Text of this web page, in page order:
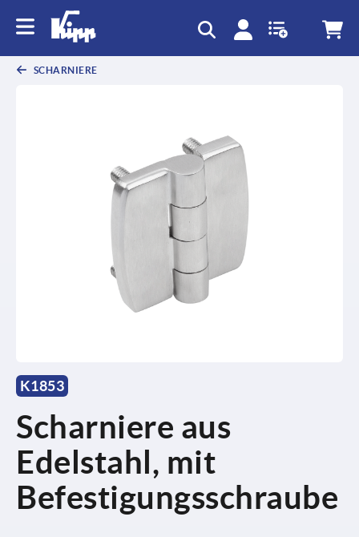
SCHARNIERE
K1853
Scharniere aus
Edelstahl, mit
Befestigungsschraube